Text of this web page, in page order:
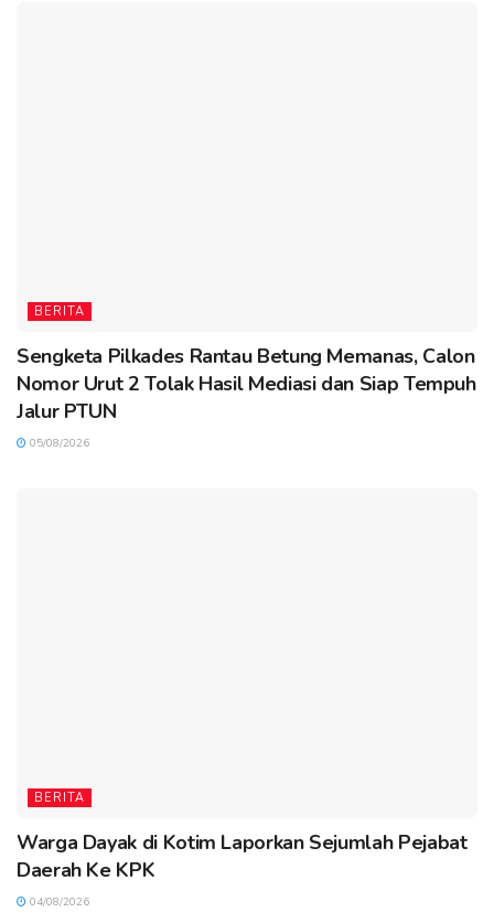
BERITA
Sengketa Pilkades Rantau Betung Memanas, Calon
Nomor Urut 2 Tolak Hasil Mediasi dan Siap Tempuh
Jalur PTUN
05/08/2026
BERITA
Warga Dayak di Kotim Laporkan Sejumlah Pejabat
Daerah Ke KPK
04/08/2026